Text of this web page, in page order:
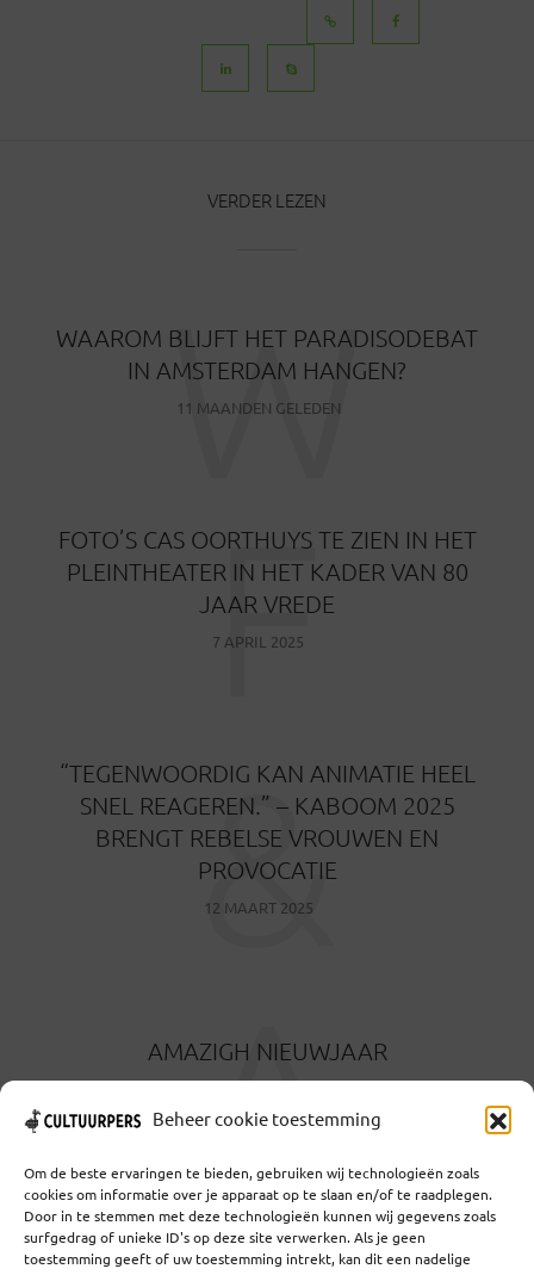
Beheer cookie toestemming
Om de beste ervaringen te bieden, gebruiken wij technologieën zoals
cookies om informatie over je apparaat op te slaan en/of te raadplegen.
Door in te stemmen met deze technologieën kunnen wij gegevens zoals
surfgedrag of unieke ID's op deze site verwerken. Als je geen
toestemming geeft of uw toestemming intrekt, kan dit een nadelige
VERDER LEZEN
WAAROM BLIJFT HET PARADISODEBAT
IN AMSTERDAM HANGEN?
11 MAANDEN GELEDEN
W
FOTO’S CAS OORTHUYS TE ZIEN IN HET
PLEINTHEATER IN HET KADER VAN 80
JAAR VREDE
7 APRIL 2025
F
“TEGENWOORDIG KAN ANIMATIE HEEL
SNEL REAGEREN.” – KABOOM 2025
BRENGT REBELSE VROUWEN EN
PROVOCATIE
12 MAART 2025
&
AMAZIGH NIEUWJAAR
A
Coöperatief Cultureel Persbureau U.A. | Salzburg 29 |